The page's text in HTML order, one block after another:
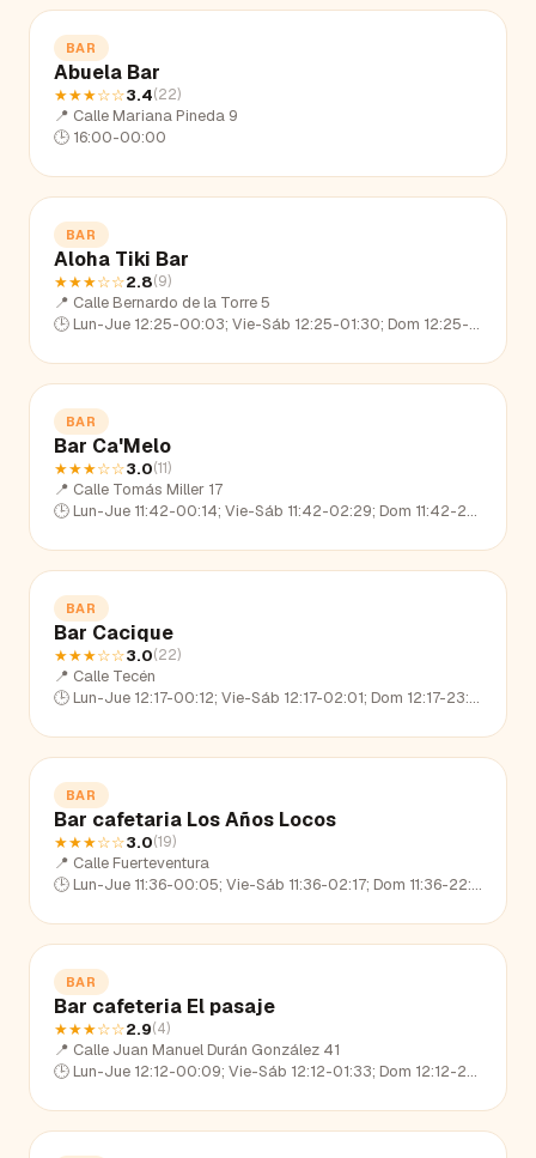
BAR
Abuela Bar
★★★☆☆3.4(22)
📍 Calle Mariana Pineda 9
🕒 16:00-00:00
BAR
Aloha Tiki Bar
★★★☆☆2.8(9)
📍 Calle Bernardo de la Torre 5
🕒 Lun-Jue 12:25-00:03; Vie-Sáb 12:25-01:30; Dom 12:25-22:37
BAR
Bar Ca'Melo
★★★☆☆3.0(11)
📍 Calle Tomás Miller 17
🕒 Lun-Jue 11:42-00:14; Vie-Sáb 11:42-02:29; Dom 11:42-23:22
BAR
Bar Cacique
★★★☆☆3.0(22)
📍 Calle Tecén
🕒 Lun-Jue 12:17-00:12; Vie-Sáb 12:17-02:01; Dom 12:17-23:12
BAR
Bar cafetaria Los Años Locos
★★★☆☆3.0(19)
📍 Calle Fuerteventura
🕒 Lun-Jue 11:36-00:05; Vie-Sáb 11:36-02:17; Dom 11:36-22:39
BAR
Bar cafeteria El pasaje
★★★☆☆2.9(4)
📍 Calle Juan Manuel Durán González 41
🕒 Lun-Jue 12:12-00:09; Vie-Sáb 12:12-01:33; Dom 12:12-22:50